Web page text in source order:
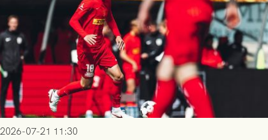
2026-07-21 11:30